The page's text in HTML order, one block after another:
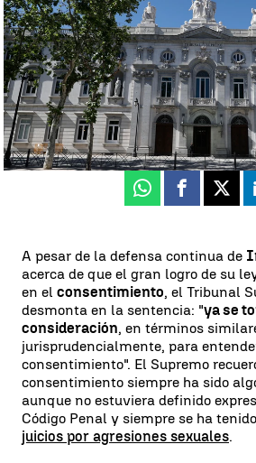
Ángela Clemente
Publicado:
20 de abril de
Whatsapp
Facebook
X
A pesar de la defensa continua de
acerca de que el gran logro de su
en el consentimiento, el Tribunal
desmonta en la sentencia: "ya se
consideración, en términos
jurisprudencialmente, para
consentimiento". El Supremo
consentimiento siempre ha sido
aunque no estuviera definido
Código Penal y siempre se ha
juicios por agresiones sexuales.